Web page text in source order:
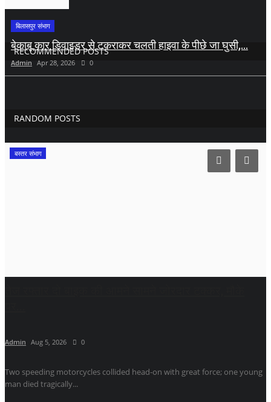
RECOMMENDED POSTS
बिलासपुर संभाग
बेकाबू कार डिवाइडर से टकराकर चलती हाइवा के पीछे जा घुसी,...
Admin Apr 28, 2026 0
RANDOM POSTS
बस्तर संभाग
Admin Aug 5, 2026 0
Two speeding motorcycles collided head-on with great force; one young
man died tragically...